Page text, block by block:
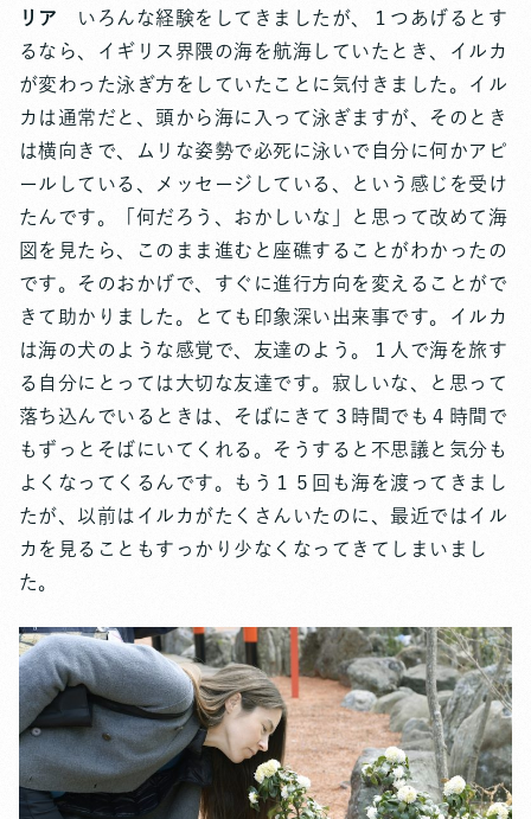
リア
いろんな経験をしてきましたが、１つあげるとす
るなら、イギリス界隈の海を航海していたとき、イルカ
が変わった泳ぎ方をしていたことに気付きました。イル
カは通常だと、頭から海に入って泳ぎますが、そのとき
は横向きで、ムリな姿勢で必死に泳いで自分に何かアピ
ールしている、メッセージしている、という感じを受け
たんです。「何だろう、おかしいな」と思って改めて海
図を見たら、このまま進むと座礁することがわかったの
です。そのおかげで、すぐに進行方向を変えることがで
きて助かりました。とても印象深い出来事です。イルカ
は海の犬のような感覚で、友達のよう。１人で海を旅す
る自分にとっては大切な友達です。寂しいな、と思って
落ち込んでいるときは、そばにきて３時間でも４時間で
もずっとそばにいてくれる。そうすると不思議と気分も
よくなってくるんです。もう１５回も海を渡ってきまし
たが、以前はイルカがたくさんいたのに、最近ではイル
カを見ることもすっかり少なくなってきてしまいまし
た。